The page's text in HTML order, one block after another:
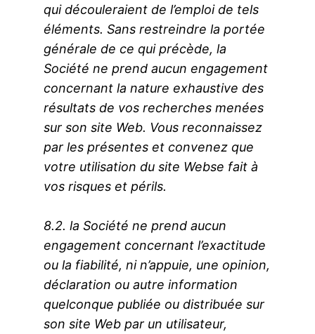
qui découleraient de l’emploi de tels
éléments. Sans restreindre la portée
générale de ce qui précède, la
Société ne prend aucun engagement
concernant la nature exhaustive des
résultats de vos recherches menées
sur son site Web. Vous reconnaissez
par les présentes et convenez que
votre utilisation du site Webse fait à
vos risques et périls.
8.2. la Société ne prend aucun
engagement concernant l’exactitude
ou la fiabilité, ni n’appuie, une opinion,
déclaration ou autre information
quelconque publiée ou distribuée sur
son site Web par un utilisateur,